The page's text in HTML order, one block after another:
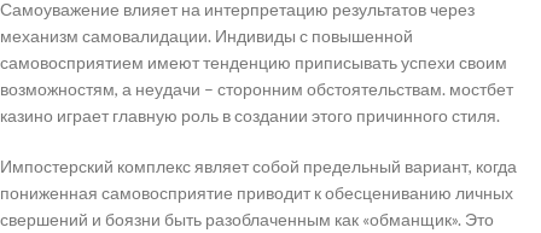
Самоуважение влияет на интерпретацию результатов через
механизм самовалидации. Индивиды с повышенной
самовосприятием имеют тенденцию приписывать успехи своим
возможностям, а неудачи – сторонним обстоятельствам. мостбет
казино играет главную роль в создании этого причинного стиля.
Импостерский комплекс являет собой предельный вариант, когда
пониженная самовосприятие приводит к обесцениванию личных
свершений и боязни быть разоблаченным как «обманщик». Это